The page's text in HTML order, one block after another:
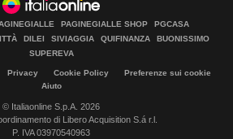
PAGINEGIALLE SHOP
PGCASA
DILEI SIVIAGGIA QUIFINANZA
BUONISSIMO
SUPEREVA
Privacy Cookie Policy
Preferenze sui cookie
Aiuto
© Italiaonline S.p.A. 2026
di Libero Acquisition S.á r.l.
P. IVA 03970540963